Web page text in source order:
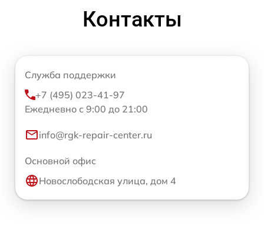
Контакты
Служба поддержки
+7 (495) 023-41-97
Ежедневно с 9:00 до 21:00
info@rgk-repair-center.ru
Основной офис
Новослободская улица, дом 4